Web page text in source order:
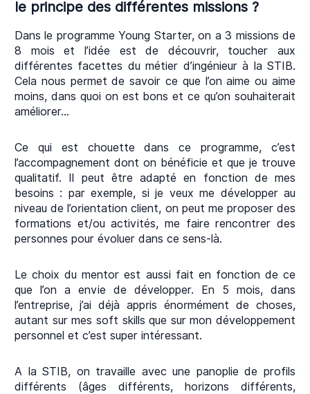
le principe des différentes missions ?
Dans le programme Young Starter, on a 3 missions de
8 mois et l’idée est de découvrir, toucher aux
différentes facettes du métier d’ingénieur à la STIB.
Cela nous permet de savoir ce que l’on aime ou aime
moins, dans quoi on est bons et ce qu’on souhaiterait
améliorer…
Ce qui est chouette dans ce programme, c’est
l’accompagnement dont on bénéficie et que je trouve
qualitatif. Il peut être adapté en fonction de mes
besoins : par exemple, si je veux me développer au
niveau de l’orientation client, on peut me proposer des
formations et/ou activités, me faire rencontrer des
personnes pour évoluer dans ce sens-là.
Le choix du mentor est aussi fait en fonction de ce
que l’on a envie de développer. En 5 mois, dans
l’entreprise, j’ai déjà appris énormément de choses,
autant sur mes soft skills que sur mon développement
personnel et c’est super intéressant.
A la STIB, on travaille avec une panoplie de profils
différents (âges différents, horizons différents,